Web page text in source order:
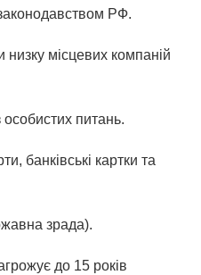
РФ.
місцевих компаній
питань.
банківські картки та
зрада).
до 15 років